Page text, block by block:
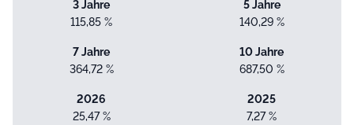
3 Jahre
115,85 %
5 Jahre
140,29 %
7 Jahre
364,72 %
10 Jahre
687,50 %
2026
25,47 %
2025
7,27 %